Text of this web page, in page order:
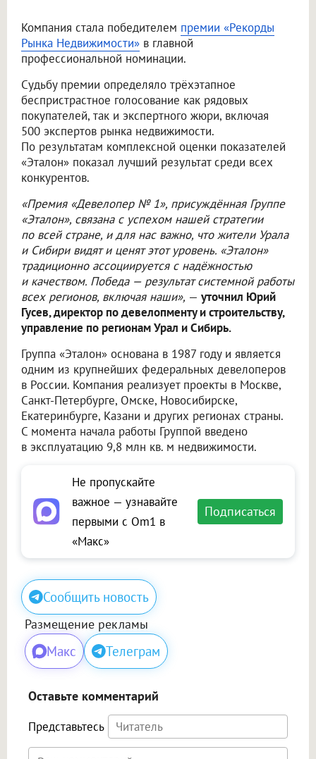
Компания стала победителем премии «Рекорды
Рынка Недвижимости» в главной
профессиональной номинации.
Судьбу премии определяло трёхэтапное
беспристрастное голосование как рядовых
покупателей, так и экспертного жюри, включая
500 экспертов рынка недвижимости.
По результатам комплексной оценки показателей
«Эталон» показал лучший результат среди всех
конкурентов.
«Премия «Девелопер № 1», присуждённая Группе
«Эталон», связана с успехом нашей стратегии
по всей стране, и для нас важно, что жители Урала
и Сибири видят и ценят этот уровень. «Эталон»
традиционно ассоциируется с надёжностью
и качеством. Победа — результат системной работы
всех регионов, включая наши», — уточнил Юрий
Гусев, директор по девелопменту и строительству,
управление по регионам Урал и Сибирь.
Группа «Эталон» основана в 1987 году и является
одним из крупнейших федеральных девелоперов
в России. Компания реализует проекты в Москве,
Санкт-Петербурге, Омске, Новосибирске,
Екатеринбурге, Казани и других регионах страны.
С момента начала работы Группой введено
в эксплуатацию 9,8 млн кв. м недвижимости.
Не пропускайте
важное — узнавайте
первыми с Om1 в
«Макс»
Подписаться
Сообщить новость
Размещение рекламы
Макс Телеграм
Оставьте комментарий
Представьтесь